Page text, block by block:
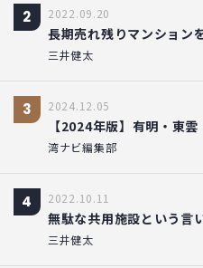
2 2022.09.20
長期売れ残りマンション
三井健太
3 2024.12.05
【2024年版】有明・東
湾ナビ編集部
4 2022.10.11
無駄な共用施設という言
三井健太